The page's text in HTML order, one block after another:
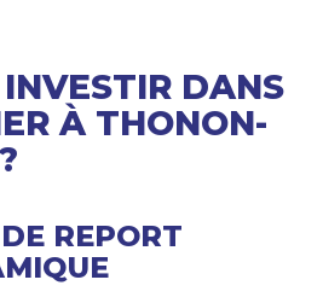
DANS
À THONON-
REPORT